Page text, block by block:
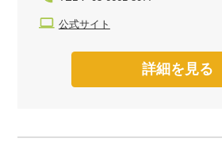
公式サイト
詳細を見る